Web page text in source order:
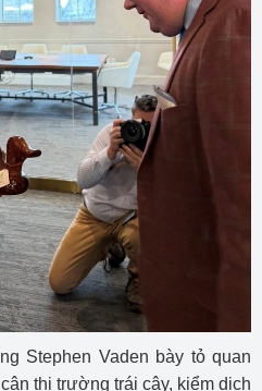
Stephen Vaden bày tỏ quan
thị trường trái cây, kiểm dịch